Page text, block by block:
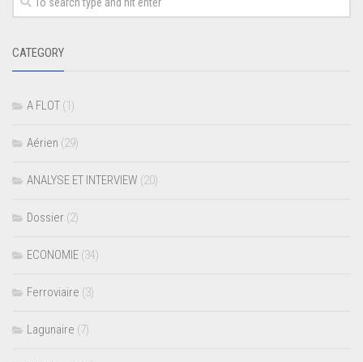
CATEGORY
A FLOT (1)
Aérien (29)
ANALYSE ET INTERVIEW (20)
Dossier (2)
ECONOMIE (34)
Ferroviaire (3)
Lagunaire (7)